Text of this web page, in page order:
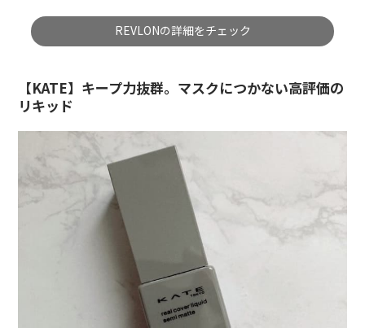
REVLONの詳細をチェック
【KATE】キープ力抜群。マスクにつかない高評価の
リキッド